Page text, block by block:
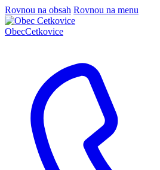
Rovnou na obsah Rovnou na menu
ObecCetkovice